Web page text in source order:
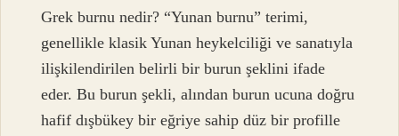
Grek burnu nedir? “Yunan burnu” terimi,
genellikle klasik Yunan heykelciliği ve sanatıyla
ilişkilendirilen belirli bir burun şeklini ifade
eder. Bu burun şekli, alından burun ucuna doğru
hafif dışbükey bir eğriye sahip düz bir profille